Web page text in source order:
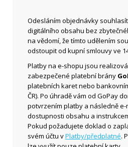
Odesláním objednávky
digitálního obsahu bez
na vědomí, že tímto udělením
odstoupit od kupní smlouvy ve
Platby na e-shopu jsou
zabezpečené platební brány
platebních karet nebo
ČR). Po úhradě vám od GoPay
potvrzením platby a následně e-
dostupnosti obsahu a
Pokud požadujete doklad o
svém účtu vPlatby/předplatné.